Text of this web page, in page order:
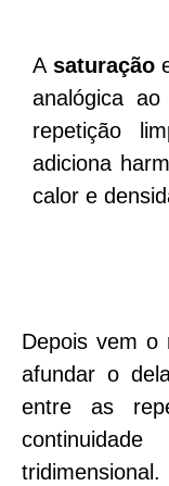
A saturação
analógica
repetição
adiciona
calor e
Depois vem o
afundar o
entre as
tridimensional.